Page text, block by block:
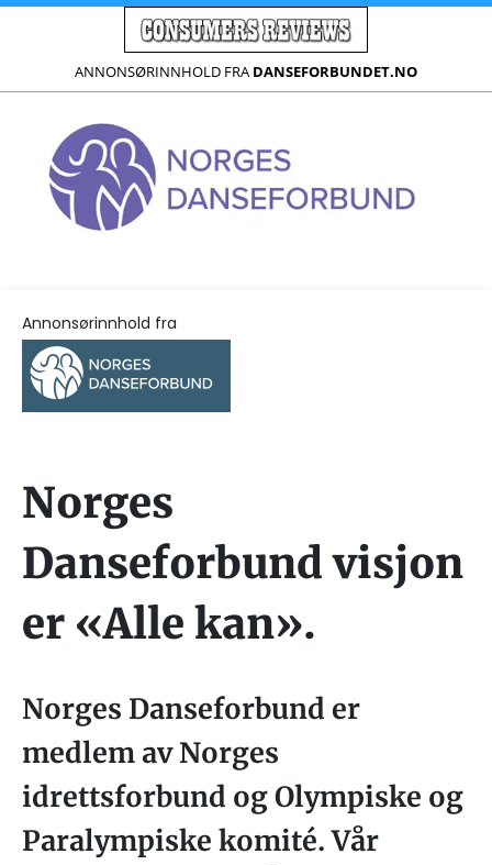
ANNONSØRINNHOLD FRA DANSEFORBUNDET.NO
Annonsørinnhold fra
Norges
Danseforbund visjon
er «Alle kan».
Norges Danseforbund er
medlem av Norges
idrettsforbund og Olympiske og
Paralympiske komité. Vår